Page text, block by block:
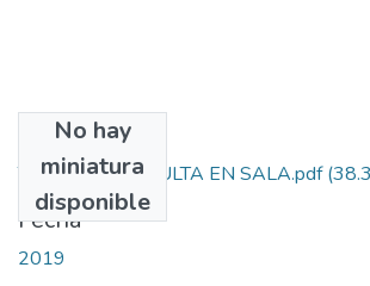
No hay
miniatura
disponible
Archivos
TESIS DE CONSULTA EN SALA.pdf
Fecha
2019